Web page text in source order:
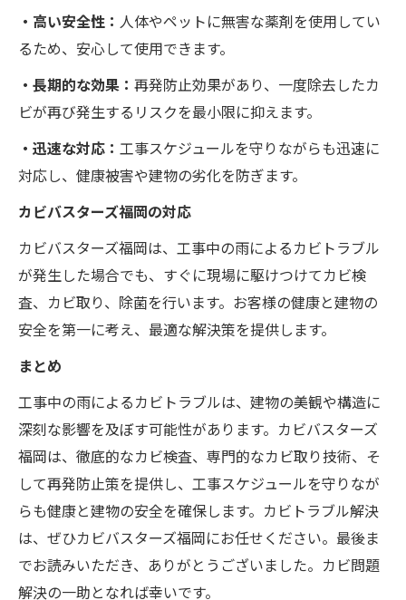
・高い安全性： 人体やペットに無害な薬剤を使用してい
るため、安心して使用できます。
・長期的な効果： 再発防止効果があり、一度除去したカ
ビが再び発生するリスクを最小限に抑えます。
・迅速な対応： 工事スケジュールを守りながらも迅速に
対応し、健康被害や建物の劣化を防ぎます。
カビバスターズ福岡の対応
カビバスターズ福岡は、工事中の雨によるカビトラブル
が発生した場合でも、すぐに現場に駆けつけてカビ検
査、カビ取り、除菌を行います。お客様の健康と建物の
安全を第一に考え、最適な解決策を提供します。
まとめ
工事中の雨によるカビトラブルは、建物の美観や構造に
深刻な影響を及ぼす可能性があります。カビバスターズ
福岡は、徹底的なカビ検査、専門的なカビ取り技術、そ
して再発防止策を提供し、工事スケジュールを守りなが
らも健康と建物の安全を確保します。カビトラブル解決
は、ぜひカビバスターズ福岡にお任せください。最後ま
でお読みいただき、ありがとうございました。カビ問題
解決の一助となれば幸いです。